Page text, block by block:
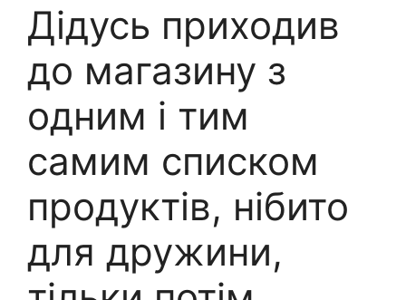
Дідусь приходив
до магазину з
одним і тим
самим списком
продуктів, нібито
для дружини,